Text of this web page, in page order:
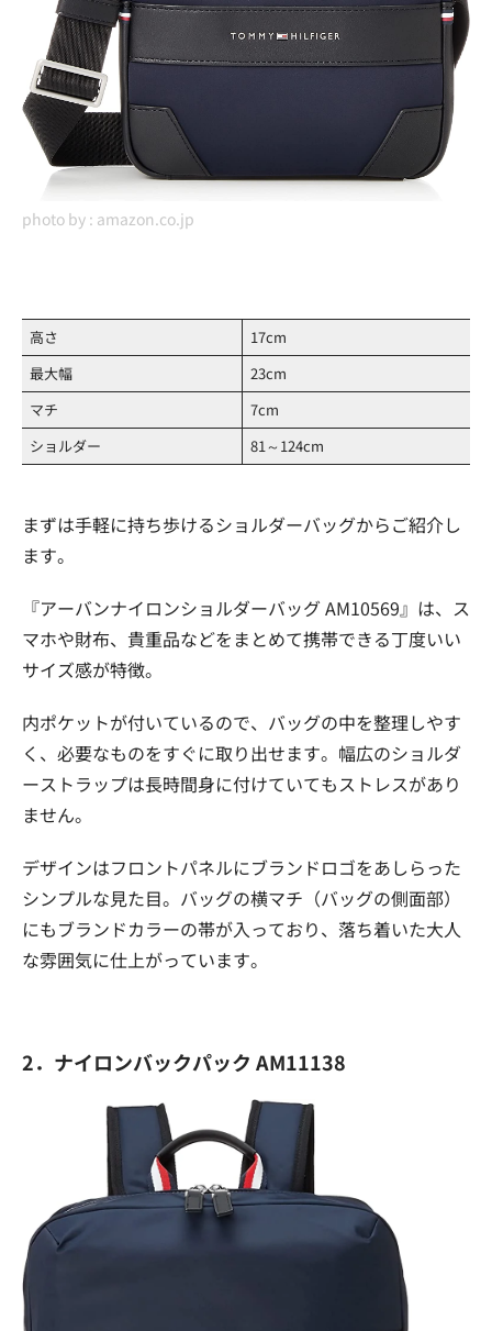
photo by : amazon.co.jp
高さ
17cm
最大幅
23cm
マチ
7cm
ショルダー
81～124cm
まずは手軽に持ち歩けるショルダーバッグからご紹介し
ます。
『アーバンナイロンショルダーバッグ AM10569』は、ス
マホや財布、貴重品などをまとめて携帯できる丁度いい
サイズ感が特徴。
内ポケットが付いているので、バッグの中を整理しやす
く、必要なものをすぐに取り出せます。幅広のショルダ
ーストラップは長時間身に付けていてもストレスがあり
ません。
デザインはフロントパネルにブランドロゴをあしらった
シンプルな見た目。バッグの横マチ（バッグの側面部）
にもブランドカラーの帯が入っており、落ち着いた大人
な雰囲気に仕上がっています。
2．ナイロンバックパック AM11138